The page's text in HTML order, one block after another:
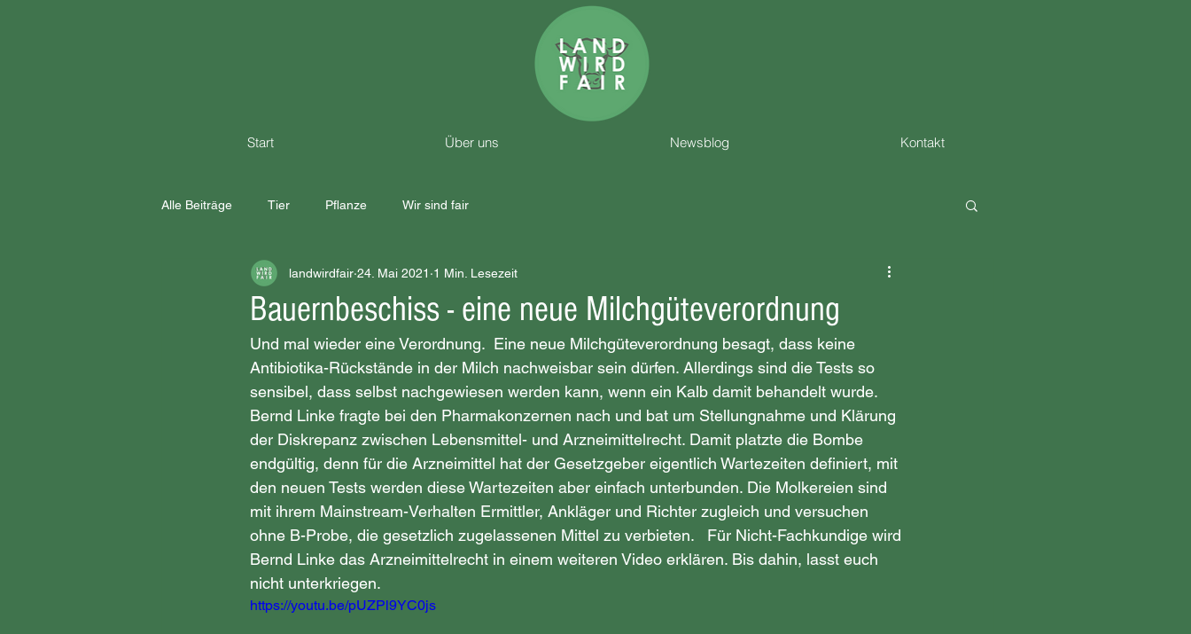
Start Über uns Newsblog Kontakt
Alle Beiträge Tier Pflanze Wir sind fair
Bauernbeschiss - eine neue Milchgüteverordnung
landwirdfair 24. Mai 2021 1 Min. Lesezeit
Und mal wieder eine Verordnung.  Eine neue Milchgüteverordnung besagt, dass keine
Antibiotika-Rückstände in der Milch nachweisbar sein dürfen. Allerdings sind die Tests so
sensibel, dass selbst nachgewiesen werden kann, wenn ein Kalb damit behandelt wurde.
Bernd Linke fragte bei den Pharmakonzernen nach und bat um Stellungnahme und Klärung
der Diskrepanz zwischen Lebensmittel- und Arzneimittelrecht. Damit platzte die Bombe
endgültig, denn für die Arzneimittel hat der Gesetzgeber eigentlich Wartezeiten definiert, mit
den neuen Tests werden diese Wartezeiten aber einfach unterbunden. Die Molkereien sind
mit ihrem Mainstream-Verhalten Ermittler, Ankläger und Richter zugleich und versuchen
ohne B-Probe, die gesetzlich zugelassenen Mittel zu verbieten.   Für Nicht-Fachkundige wird
Bernd Linke das Arzneimittelrecht in einem weiteren Video erklären. Bis dahin, lasst euch
nicht unterkriegen.
https://youtu.be/pUZPl9YC0js